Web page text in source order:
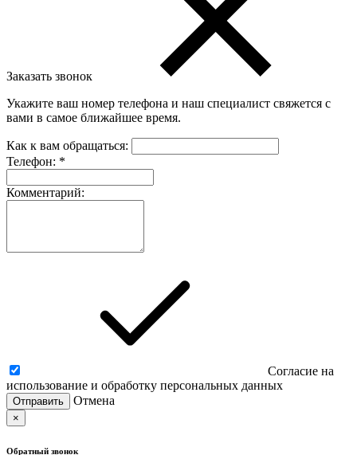
Заказать звонок
Укажите ваш номер телефона и наш специалист свяжется с
вами в самое ближайшее время.
Как к вам обращаться:
Телефон: *
Комментарий:
Согласие на
использование и обработку персональных данных
Отмена
×
Обратный звонок